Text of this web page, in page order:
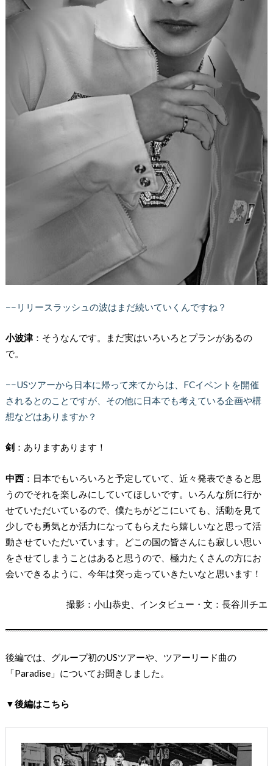
−−リリースラッシュの波はまだ続いていくんですね？
小波津：そうなんです。まだ実はいろいろとプランがあるの
で。
−−USツアーから日本に帰って来てからは、FCイベントを開催
されるとのことですが、その他に日本でも考えている企画や構
想などはありますか？
剣：ありますあります！
中西：日本でもいろいろと予定していて、近々発表できると思
うのでそれを楽しみにしていてほしいです。いろんな所に行か
せていただいているので、僕たちがどこにいても、活動を見て
少しでも勇気とか活力になってもらえたら嬉しいなと思って活
動させていただいています。どこの国の皆さんにも寂しい思い
をさせてしまうことはあると思うので、極力たくさんの方にお
会いできるように、今年は突っ走っていきたいなと思います！
撮影：小山恭史、インタビュー・文：長谷川チエ
後編では、グループ初のUSツアーや、ツアーリード曲の
「Paradise」についてお聞きしました。
▼後編はこちら